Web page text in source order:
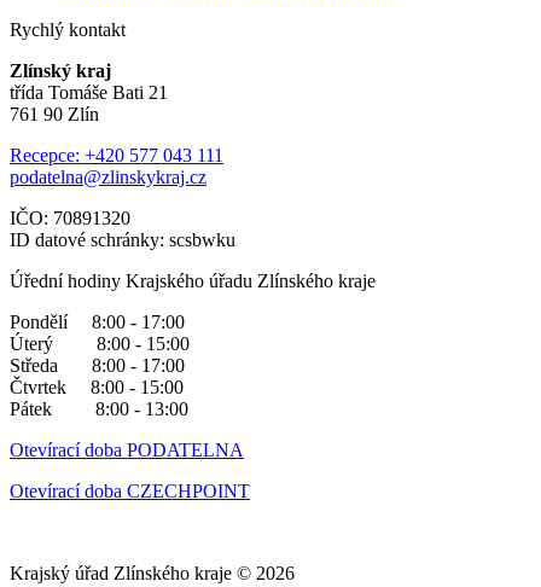
Rychlý kontakt
Zlínský kraj
třída Tomáše Bati 21
761 90 Zlín
Recepce: +420 577 043 111
podatelna@zlinskykraj.cz
IČO: 70891320
ID datové schránky: scsbwku
Úřední hodiny Krajského úřadu Zlínského kraje
Pondělí 8:00 - 17:00
Úterý 8:00 - 15:00
Středa 8:00 - 17:00
Čtvrtek 8:00 - 15:00
Pátek 8:00 - 13:00
Otevírací doba PODATELNA
Otevírací doba CZECHPOINT
Krajský úřad Zlínského kraje © 2026